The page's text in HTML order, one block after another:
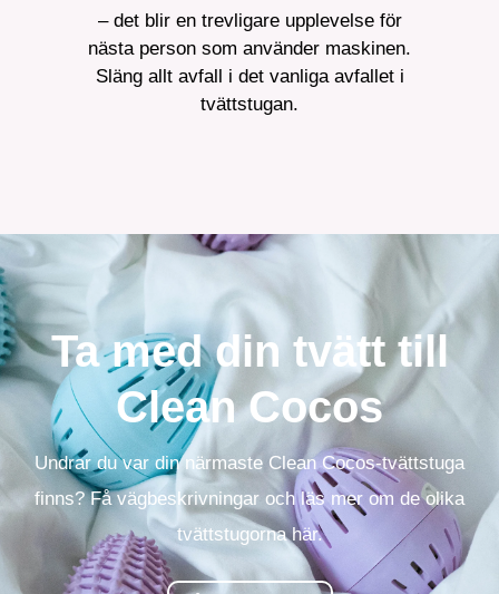
– det blir en trevligare upplevelse för
nästa person som använder maskinen.
Släng allt avfall i det vanliga avfallet i
tvättstugan.
Ta med din tvätt till
Clean Cocos
Undrar du var din närmaste Clean Cocos-tvättstuga
finns? Få vägbeskrivningar och läs mer om de olika
tvättstugorna här.